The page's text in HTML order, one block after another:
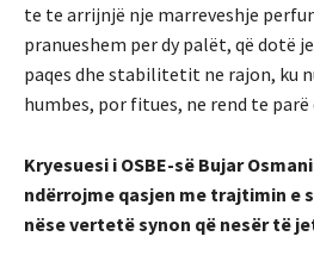
te te arrijnjë nje marreveshje
pranueshem per dy palët, që dotë
paqes dhe stabilitetit ne rajon, ku
humbes, por fitues, ne rend te
Kryesuesi i OSBE-së Bujar
ndërrojme qasjen me trajtimin e
nëse vertetë synon që nesër të